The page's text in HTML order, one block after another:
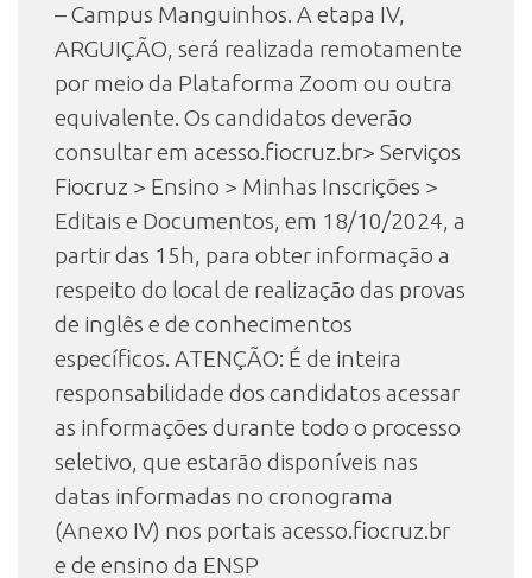
– Campus Manguinhos. A etapa IV,
ARGUIÇÃO, será realizada remotamente
por meio da Plataforma Zoom ou outra
equivalente. Os candidatos deverão
consultar em acesso.fiocruz.br> Serviços
Fiocruz > Ensino > Minhas Inscrições >
Editais e Documentos, em 18/10/2024, a
partir das 15h, para obter informação a
respeito do local de realização das provas
de inglês e de conhecimentos
específicos. ATENÇÃO: É de inteira
responsabilidade dos candidatos acessar
as informações durante todo o processo
seletivo, que estarão disponíveis nas
datas informadas no cronograma
(Anexo IV) nos portais acesso.fiocruz.br
e de ensino da ENSP